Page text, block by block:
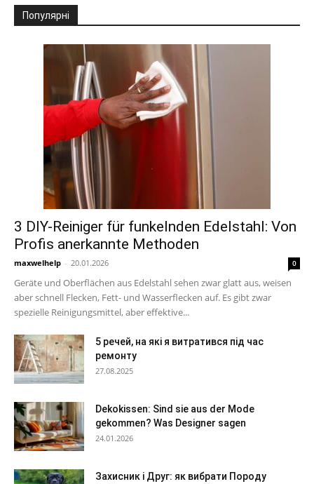
Популярні
3 DIY-Reiniger für funkelnden Edelstahl: Von
Profis anerkannte Methoden
maxwelhelp - 20.01.2026 0
Geräte und Oberflächen aus Edelstahl sehen zwar glatt aus, weisen
aber schnell Flecken, Fett- und Wasserflecken auf. Es gibt zwar
spezielle Reinigungsmittel, aber effektive...
5 речей, на які я витратився під час
ремонту
27.08.2025
Dekokissen: Sind sie aus der Mode
gekommen? Was Designer sagen
24.01.2026
Захисник і Друг: як вибрати Породу